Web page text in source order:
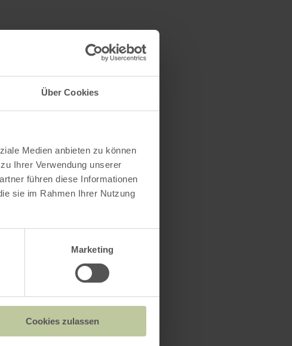
Über Cookies
Medien anbieten zu können
Ihrer Verwendung unserer
führen diese Informationen
sie im Rahmen Ihrer Nutzung
Marketing
Cookies zulassen